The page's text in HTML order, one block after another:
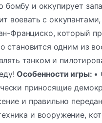
и оккупирует
воевать с
Франциско, который
одним из
танком и
Особенности игры: •
приносящие
и правильно
и вооружение,